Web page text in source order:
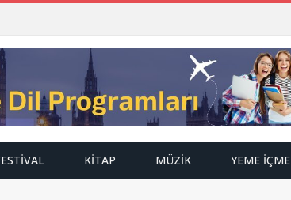
KITAP MÜZIK YEME İÇME